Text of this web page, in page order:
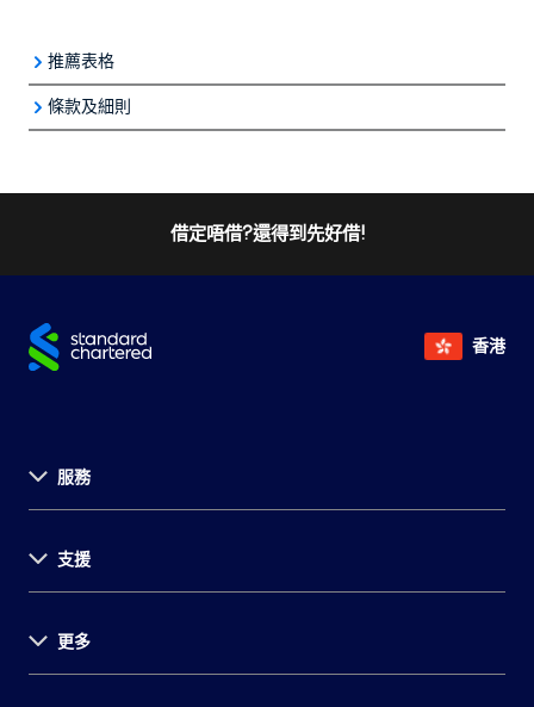
推薦表格
「按揭親友共賞計劃」推薦表格
條款及細則
借定唔借?還得到先好借!
香港
服務
投資者關係
支援中心
支援
環球研究
更多